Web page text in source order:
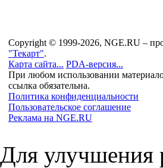
Copyright © 1999-2026, NGE.RU –
"Текарт".
Карта сайта... PDA-версия...
При любом использовании
ссылка обязательна.
Политика конфиденциальности
Пользовательское соглашение
Реклама на NGE.RU
Для улучшения